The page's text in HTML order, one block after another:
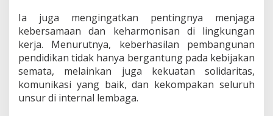
Ia juga mengingatkan pentingnya menjaga
kebersamaan dan keharmonisan di lingkungan
kerja. Menurutnya, keberhasilan pembangunan
pendidikan tidak hanya bergantung pada kebijakan
semata, melainkan juga kekuatan solidaritas,
komunikasi yang baik, dan kekompakan seluruh
unsur di internal lembaga.